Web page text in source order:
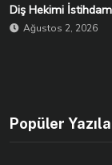
Diş Hekimi
Ağustos 2, 2026
Popüler